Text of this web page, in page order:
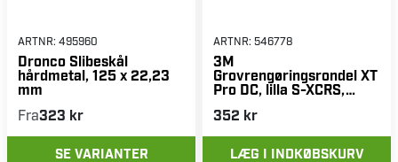
ARTNR: 495960
Dronco Slibeskål
hårdmetal, 125 x 22,23
mm
Fra323 kr
SE VARIANTER
ARTNR: 546778
3M
Grovrengøringsrondel XT
Pro DC, lilla S-XCRS,
352 kr
LÆG I INDKØBSKURV